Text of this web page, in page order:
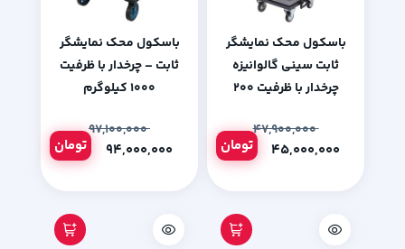
باسکول محک نمایشگر
ثابت سینی گالوانیزه
چرخدار با ظرفیت 200
۴۷,۹۰۰,۰۰۰
تومان
باسکول محک نمایشگر
ثابت – چرخدار با ظرفیت
1000 کیلوگرم
۹۷,۱۰۰,۰۰۰
تومان